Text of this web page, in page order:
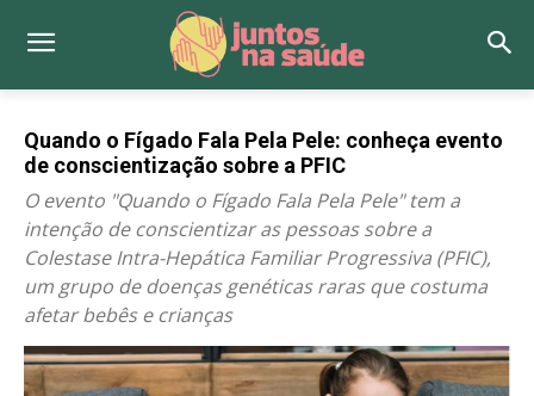
Quando o Fígado Fala Pela Pele: conheça evento
de conscientização sobre a PFIC
O evento "Quando o Fígado Fala Pela Pele" tem a
intenção de conscientizar as pessoas sobre a
Colestase Intra-Hepática Familiar Progressiva (PFIC),
um grupo de doenças genéticas raras que costuma
afetar bebês e crianças